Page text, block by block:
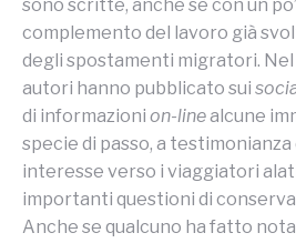
sono scritte, anche se con un
complemento del lavoro già
degli spostamenti migratori.
autori hanno pubblicato sui
di informazioni on-linealcune
specie di passo, a testimonianza
interesse verso i viaggiatori
importanti questioni di
Anche se qualcuno ha fatto